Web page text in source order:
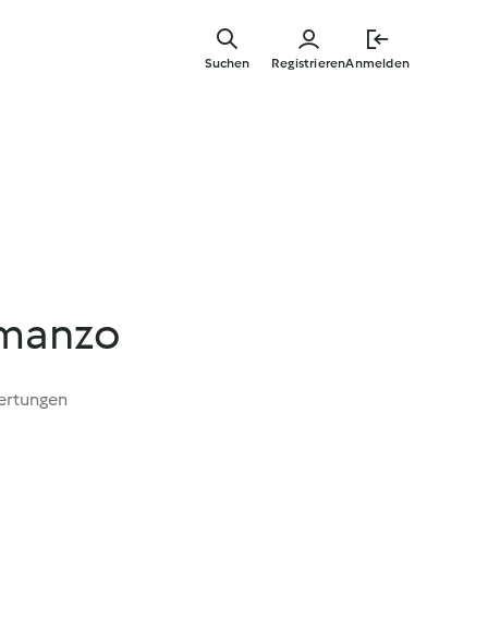
RegistrierenAnmelden
Suchen